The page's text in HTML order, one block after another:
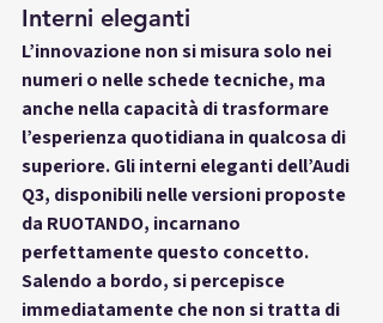
Interni eleganti
L’innovazione non si misura solo nei
numeri o nelle schede tecniche, ma
anche nella capacità di trasformare
l’esperienza quotidiana in qualcosa di
superiore. Gli interni eleganti dell’Audi
Q3, disponibili nelle versioni proposte
da RUOTANDO, incarnano
perfettamente questo concetto.
Salendo a bordo, si percepisce
immediatamente che non si tratta di